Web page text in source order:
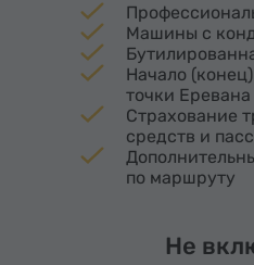
Машины с
Начало
точки Еревана
Страхование
средств и
по маршруту
Не